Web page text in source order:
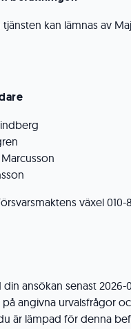
kan lämnas av
växel 010-
ansökan senast 2026-
på angivna urvalsfrågor
är lämpad för denna